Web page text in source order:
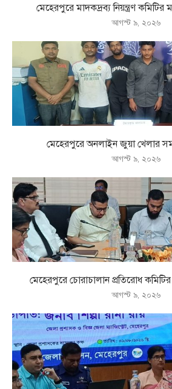
মেহেরপুরে মাদকদ্রব্য নিয়ন্ত্রণ কমিটির
আগস্ট ৯, ২০২৬
মেহেরপুরে অনলাইন জুয়া খেলার
আগস্ট ৯, ২০২৬
মেহেরপুরে চোরাচালান প্রতিরোধ
আগস্ট ৯, ২০২৬